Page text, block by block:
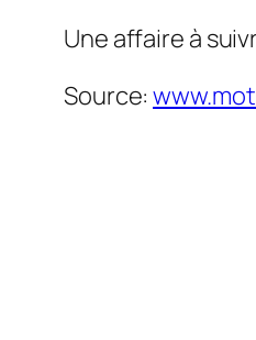
Une affaire à
Source: